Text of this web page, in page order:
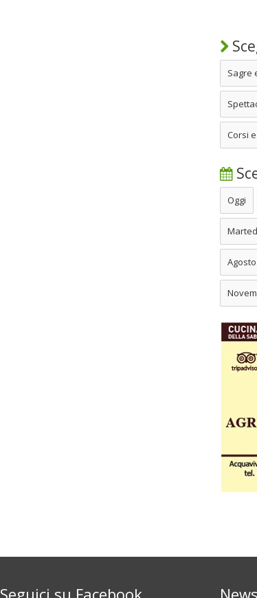
Sagre
Corsi
Oggi
Agosto
Seguici su Facebook